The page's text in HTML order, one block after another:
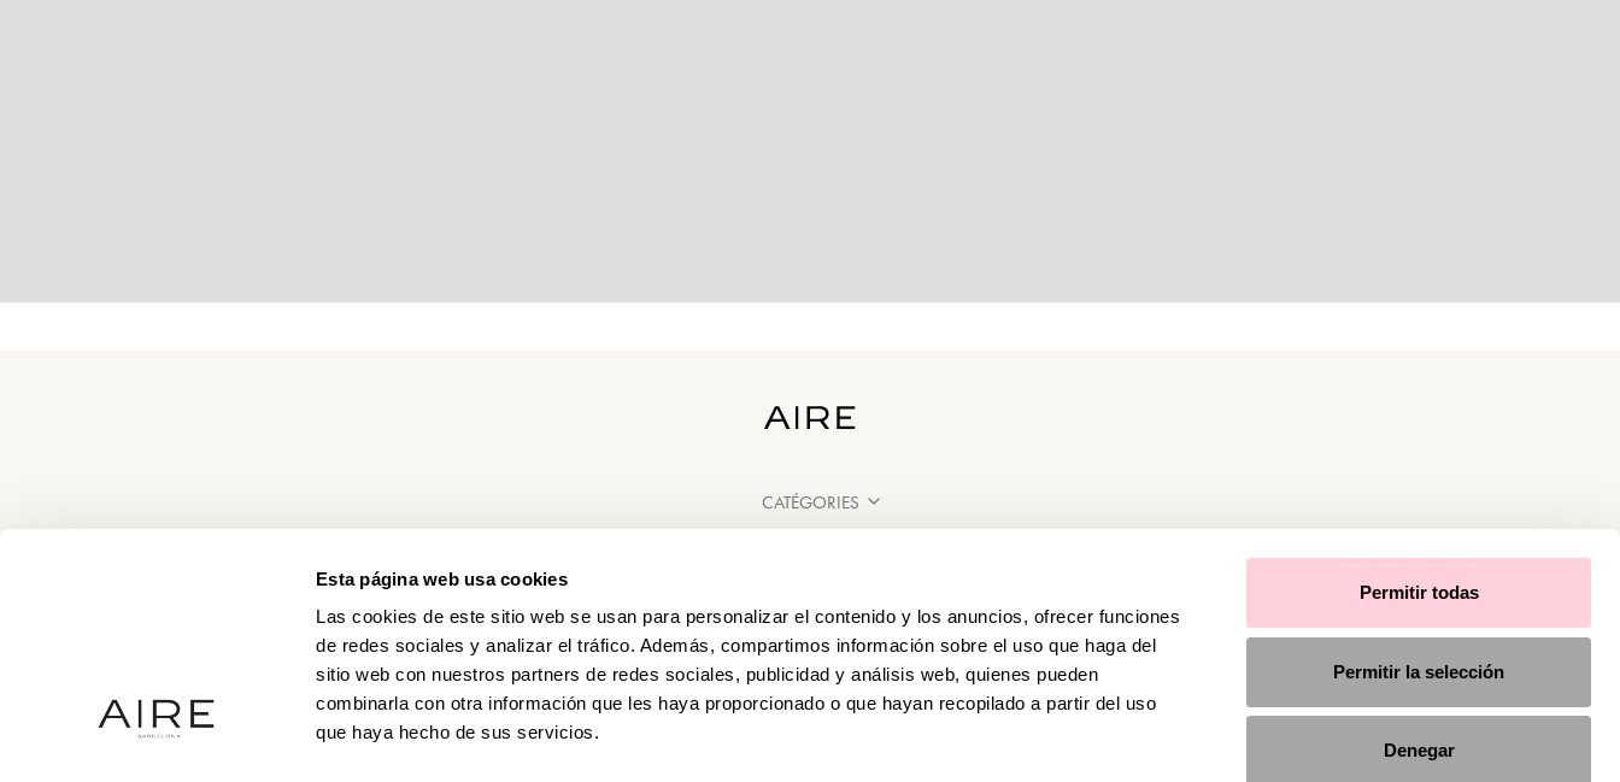
Esta página web usa cookies
Las cookies de este sitio web se usan para personalizar el contenido y los anuncios, ofrecer funciones
de redes sociales y analizar el tráfico. Además, compartimos información sobre el uso que haga del
sitio web con nuestros partners de redes sociales, publicidad y análisis web, quienes pueden
combinarla con otra información que les haya proporcionado o que hayan recopilado a partir del uso
que haya hecho de sus servicios.
Permitir todas
Permitir la selección
Denegar
CATÉGORIES
POINT DE VENTE